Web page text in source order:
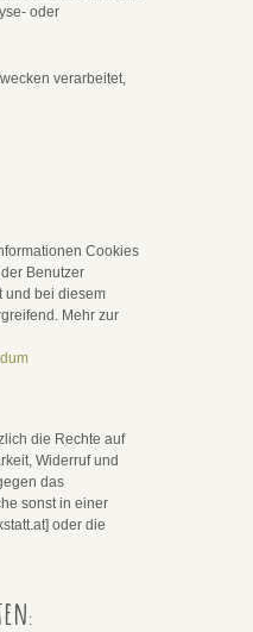
oder
verarbeitet,
Cookies
Benutzer
und bei diesem
Mehr zur
die Rechte auf
Widerruf und
das
sonst in einer
oder die
: